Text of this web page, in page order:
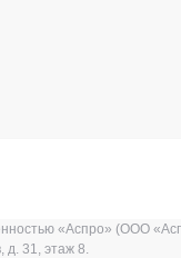
«Аспро» (ООО
д. 31, этаж 8.